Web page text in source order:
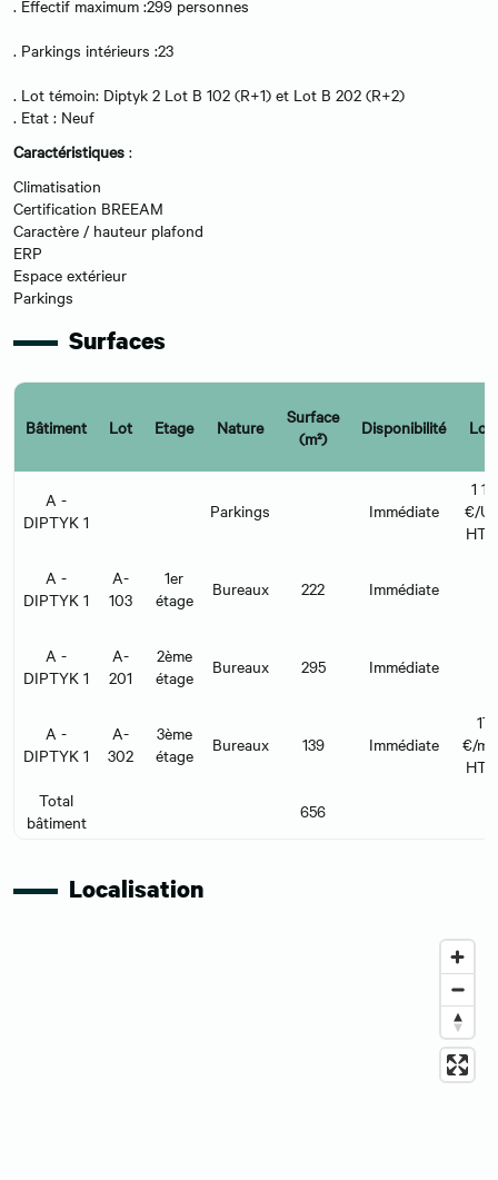
. Effectif maximum :299 personnes
. Parkings intérieurs :23
. Lot témoin: Diptyk 2 Lot B 102 (R+1) et Lot B 202 (R+2)
. Etat : Neuf
Caractéristiques :
Climatisation
Certification BREEAM
Caractère / hauteur plafond
ERP
Espace extérieur
Parkings
Surfaces
Bâtiment Lot Etage Nature
Surface
(m²)
Disponibilité
A -
DIPTYK 1
Parkings Immédiate
1
€/
HT
A -
DIPTYK 1
A-
103
1er
étage
Bureaux 222 Immédiate
A -
DIPTYK 1
A-
201
2ème
étage
Bureaux 295 Immédiate
A -
DIPTYK 1
A-
302
3ème
étage
Bureaux 139 Immédiate
€/
HT
Total
bâtiment
656
Localisation